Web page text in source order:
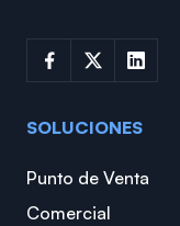
SOLUCIONES
Punto de Venta
Comercial